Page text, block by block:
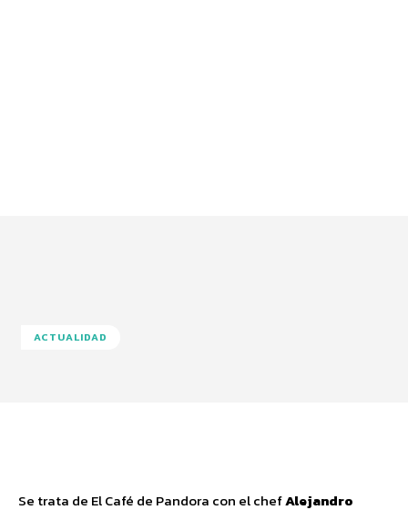
ACTUALIDAD
Se trata de El Café de Pandora con el chefAlejandro